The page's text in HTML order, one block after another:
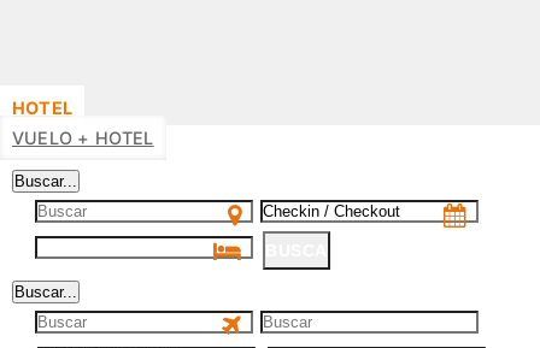
HOTEL
VUELO + HOTEL
Buscar...
Buscar...